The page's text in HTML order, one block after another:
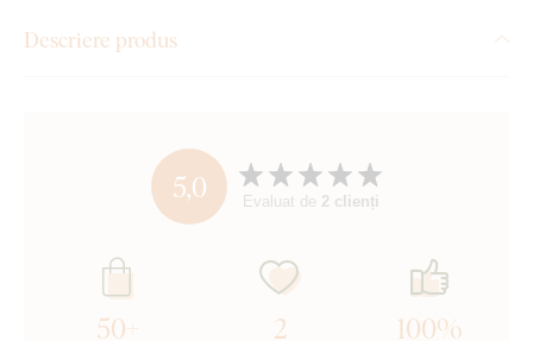
Descriere produs
5,0 Evaluat de 2 clienți
50+ 2 100%